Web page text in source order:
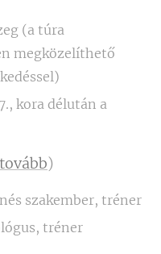
(a túra
megközelíthető
kora délután a
)
szakember, tréner
tréner